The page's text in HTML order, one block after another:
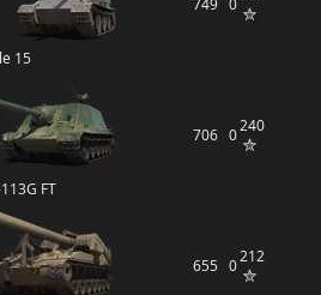
15
749 0
FT
706 0240
655 0212